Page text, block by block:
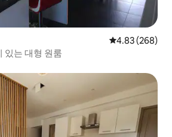
평점 4.83점(5
4.83 (268)
있는 대형 원룸